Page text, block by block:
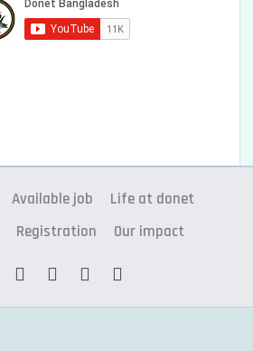
Available job
Life at donet
Registration Our impact